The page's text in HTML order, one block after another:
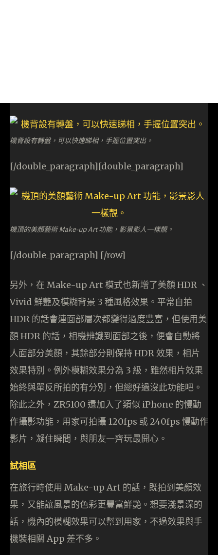
機背設有轉盤，可以快速睇相，手握位置突出。
[/double_paragraph][double_paragraph]
機頂的美顏藝術 Make-up Art 功能，影景影人一樣靚。
[/double_paragraph] [/row]
另外，在 Make-up Art 模式也新增了美顏 HDR 、
Vivid 鮮艷及模糊背景 3 種風格效果。平常自拍
HDR 的話會連面部層次都變得過度豐富，但使用美
顏 HDR 的話，相機辨識到面部之後，便會自動將
人面部分美顏，其餘部分則保持 HDR 效果，相片
效果特別。例外模糊效果分為 3 級，雖然相片效果
始終與單反所拍的有分別，但總好過沒此功能吧。
除此之外，ZR5100 還加入了類似 iPhone 的慢動
作攝影功能，用家可拍攝 120fps 或 240fps 慢動作
影片，凝住瞬間，與朋友一齊玩最開心。
試相區
在旅行時使用 Make-up Art 的話，既拍到美顏效
果，又能讓風景的色彩更豐富鮮艷。想要淺景深的
話，機內的模糊效果可以幫到用家，不過效果與手
機裝相關 App 差不多。